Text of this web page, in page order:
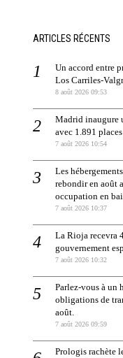
ARTICLES RÉCENTS
Un accord entre
Los Carriles-
8 août 2026 09:53
Madrid inaugure
avec 1.891
7 août 2026 10:54
Les
rebondir en août
occupation en
7 août 2026 10:37
La Rioja recevra
gouvernement
7 août 2026 10:32
Parlez-vous à un
obligations de
août.
7 août 2026 09:59
Prologis rachète